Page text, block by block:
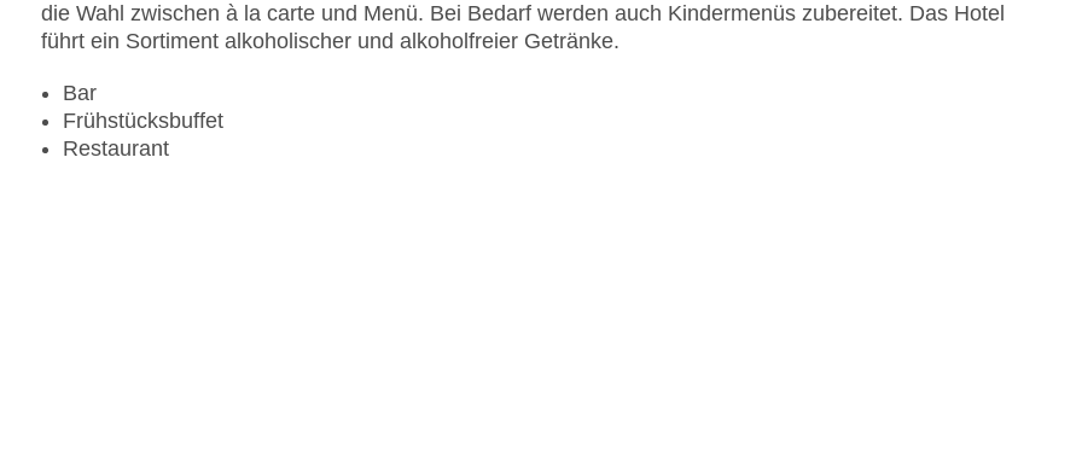
die Wahl zwischen à la carte und Menü. Bei Bedarf werden auch Kindermenüs zubereitet. Das Hotel
führt ein Sortiment alkoholischer und alkoholfreier Getränke.
Bar
Frühstücksbuffet
Restaurant